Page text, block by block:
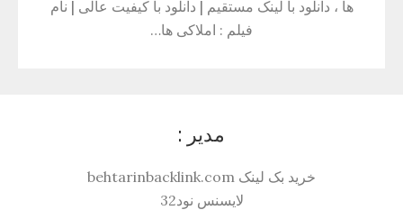
ها ، دانلود با لینک مستقیم | دانلود با کیفیت عالی | نام
فیلم : املاکی ها…
مدیر :
خرید بک لینک behtarinbacklink.com
لایسنس نود32